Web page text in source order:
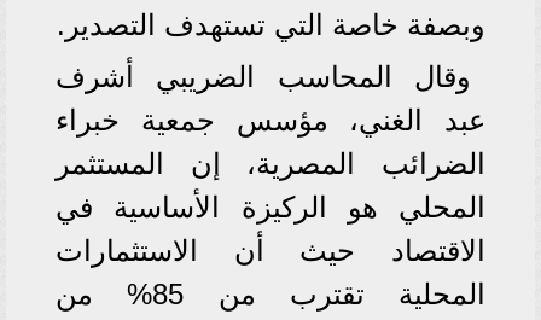
وبصفة خاصة التي تستهدف التصدير.
وقال المحاسب الضريبي أشرف
عبد الغني، مؤسس جمعية خبراء
الضرائب المصرية، إن المستثمر
المحلي هو الركيزة الأساسية في
الاقتصاد حيث أن الاستثمارات
المحلية تقترب من 85% من